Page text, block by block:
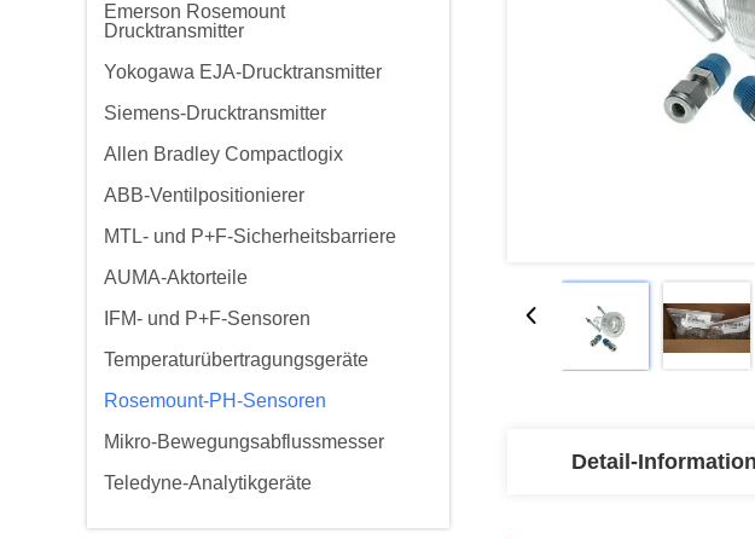
Emerson Rosemount
Drucktransmitter
Yokogawa EJA-Drucktransmitter
Siemens-Drucktransmitter
Allen Bradley Compactlogix
ABB-Ventilpositionierer
MTL- und P+F-Sicherheitsbarriere
AUMA-Aktorteile
IFM- und P+F-Sensoren
Temperaturübertragungsgeräte
Rosemount-PH-Sensoren
Mikro-Bewegungsabflussmesser
Teledyne-Analytikgeräte
Detail-